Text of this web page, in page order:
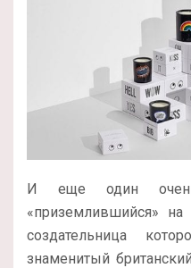
И еще один очень
«приземлившийся» на
создательница
знаменитый